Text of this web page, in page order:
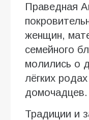
Праведная
женщин,
семейного
молились о
лёгких
домочадцев.
Традиции и